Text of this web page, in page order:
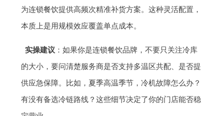
为连锁餐饮提供高频次精准补货方案。这种灵活配置，
本质上是用规模效应覆盖单点成本。
实操建议 ：如果你是连锁餐饮品牌，不要只关注冷库
的大小，要问清楚服务商是否支持多温区共配、是否提
供应急保障。比如，夏季高温季节，冷机故障怎么办？
有没有备选冷链路线？这些细节决定了你的门店能否稳